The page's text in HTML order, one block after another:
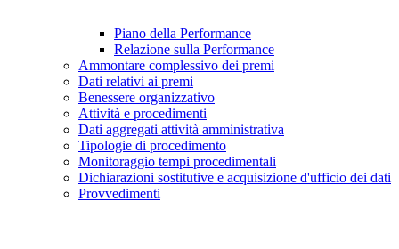
Piano della Performance
Relazione sulla Performance
Ammontare complessivo dei premi
Dati relativi ai premi
Benessere organizzativo
Attività e procedimenti
Dati aggregati attività amministrativa
Tipologie di procedimento
Monitoraggio tempi procedimentali
Dichiarazioni sostitutive e acquisizione d'ufficio dei dati
Provvedimenti